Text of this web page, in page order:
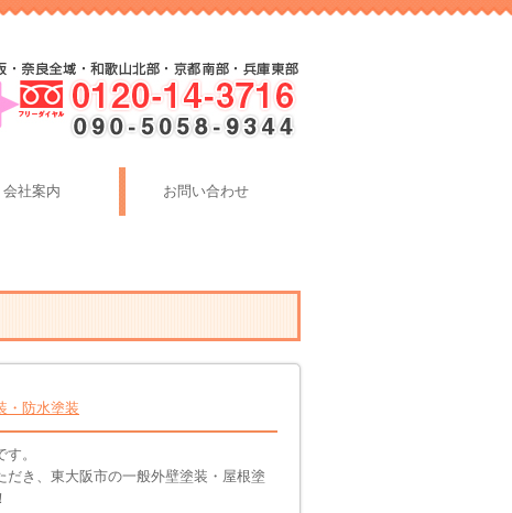
会社案内 お問い合わせ
・防水塗装
。
き、東大阪市の一般外壁塗装・屋根塗